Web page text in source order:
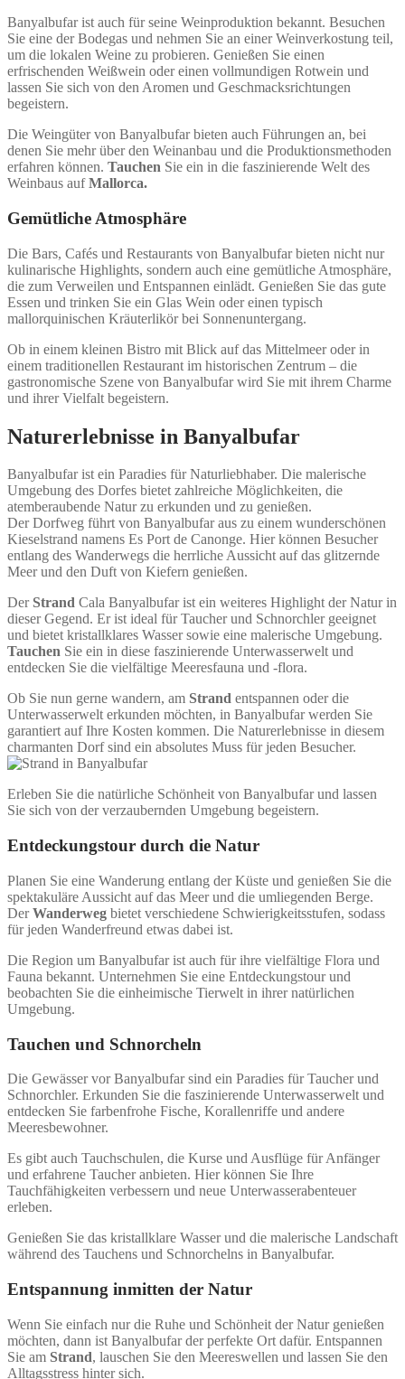
Banyalbufar ist auch für seine Weinproduktion bekannt. Besuchen
Sie eine der Bodegas und nehmen Sie an einer Weinverkostung teil,
um die lokalen Weine zu probieren. Genießen Sie einen
erfrischenden Weißwein oder einen vollmundigen Rotwein und
lassen Sie sich von den Aromen und Geschmacksrichtungen
begeistern.
Die Weingüter von Banyalbufar bieten auch Führungen an, bei
denen Sie mehr über den Weinanbau und die Produktionsmethoden
erfahren können. Tauchen Sie ein in die faszinierende Welt des
Weinbaus aufMallorca.
Gemütliche Atmosphäre
Die Bars, Cafés und Restaurants von Banyalbufar bieten nicht nur
kulinarische Highlights, sondern auch eine gemütliche Atmosphäre,
die zum Verweilen und Entspannen einlädt. Genießen Sie das gute
Essen und trinken Sie ein Glas Wein oder einen typisch
mallorquinischen Kräuterlikör bei Sonnenuntergang.
Ob in einem kleinen Bistro mit Blick auf das Mittelmeer oder in
einem traditionellen Restaurant im historischen Zentrum – die
gastronomische Szene von Banyalbufar wird Sie mit ihrem Charme
und ihrer Vielfalt begeistern.
Naturerlebnisse in Banyalbufar
Banyalbufar ist ein Paradies für Naturliebhaber. Die malerische
Umgebung des Dorfes bietet zahlreiche Möglichkeiten, die
atemberaubende Natur zu erkunden und zu genießen.
Der Dorfweg führt von Banyalbufar aus zu einem wunderschönen
Kieselstrand namens Es Port de Canonge. Hier können Besucher
entlang des Wanderwegs die herrliche Aussicht auf das glitzernde
Meer und den Duft von Kiefern genießen.
Der Strand Cala Banyalbufar ist ein weiteres Highlight der Natur in
dieser Gegend. Er ist ideal für Taucher und Schnorchler geeignet
und bietet kristallklares Wasser sowie eine malerische Umgebung.
Tauchen Sie ein in diese faszinierende Unterwasserwelt und
entdecken Sie die vielfältige Meeresfauna und -flora.
Ob Sie nun gerne wandern, am Strand entspannen oder die
Unterwasserwelt erkunden möchten, in Banyalbufar werden Sie
garantiert auf Ihre Kosten kommen. Die Naturerlebnisse in diesem
charmanten Dorf sind ein absolutes Muss für jeden Besucher.
Erleben Sie die natürliche Schönheit von Banyalbufar und lassen
Sie sich von der verzaubernden Umgebung begeistern.
Entdeckungstour durch die Natur
Planen Sie eine Wanderung entlang der Küste und genießen Sie die
spektakuläre Aussicht auf das Meer und die umliegenden Berge.
DerWanderweg bietet verschiedene Schwierigkeitsstufen, sodass
für jeden Wanderfreund etwas dabei ist.
Die Region um Banyalbufar ist auch für ihre vielfältige Flora und
Fauna bekannt. Unternehmen Sie eine Entdeckungstour und
beobachten Sie die einheimische Tierwelt in ihrer natürlichen
Umgebung.
Tauchen und Schnorcheln
Die Gewässer vor Banyalbufar sind ein Paradies für Taucher und
Schnorchler. Erkunden Sie die faszinierende Unterwasserwelt und
entdecken Sie farbenfrohe Fische, Korallenriffe und andere
Meeresbewohner.
Es gibt auch Tauchschulen, die Kurse und Ausflüge für Anfänger
und erfahrene Taucher anbieten. Hier können Sie Ihre
Tauchfähigkeiten verbessern und neue Unterwasserabenteuer
erleben.
Genießen Sie das kristallklare Wasser und die malerische Landschaft
während des Tauchens und Schnorchelns in Banyalbufar.
Entspannung inmitten der Natur
Wenn Sie einfach nur die Ruhe und Schönheit der Natur genießen
möchten, dann ist Banyalbufar der perfekte Ort dafür. Entspannen
Sie am Strand, lauschen Sie den Meereswellen und lassen Sie den
Alltagsstress hinter sich.